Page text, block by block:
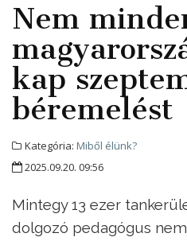
Nem
kap
béremelést
Kategória: Miből élünk?
2025.09.20. 09:56
Mintegy 13 ezer
dolgozó pedagógus